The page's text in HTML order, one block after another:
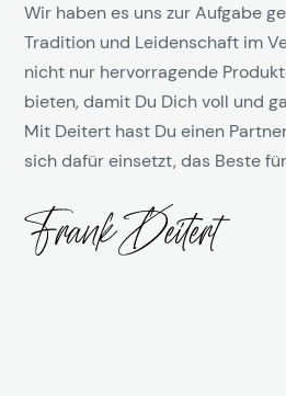
Wir haben es uns zur Aufgabe
Tradition und Leidenschaft im
nicht nur hervorragende
bieten, damit Du Dich voll und
Mit Deitert hast Du einen
sich dafür einsetzt, das Beste